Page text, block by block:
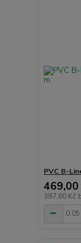
PVC B-
469,00
387,60 Kč